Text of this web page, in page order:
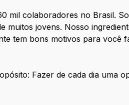
mil colaboradores no Brasil.
jovens. Nosso
tem bons motivos para você
Fazer de cada dia uma